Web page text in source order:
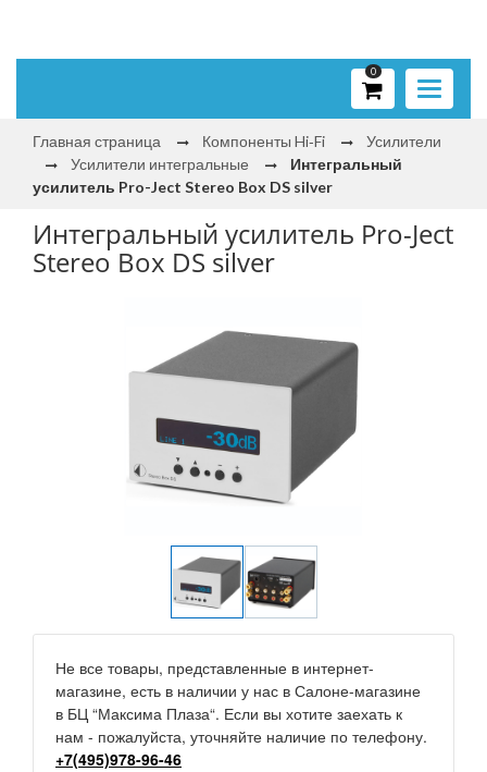
Toggle
0
Главная страница Компоненты Hi‑Fi
Усилители
Усилители интегральные
Интегральный
усилитель Pro-Ject Stereo Box DS silver
Интегральный усилитель Pro-Ject
Stereo Box DS silver
Не все товары, представленные в интернет-
магазине, есть в наличии у нас в Салоне-магазине
в БЦ “Максима Плаза“. Если вы хотите заехать к
нам - пожалуйста, уточняйте наличие по телефону.
+7(495)978-96-46